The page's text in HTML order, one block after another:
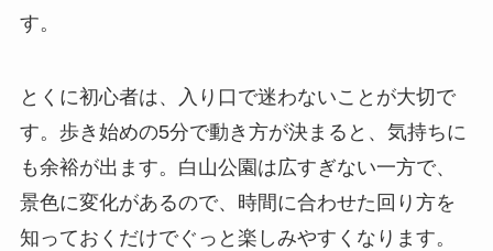
す。
とくに初心者は、入り口で迷わないことが大切で
す。歩き始めの5分で動き方が決まると、気持ちに
も余裕が出ます。白山公園は広すぎない一方で、
景色に変化があるので、時間に合わせた回り方を
知っておくだけでぐっと楽しみやすくなります。